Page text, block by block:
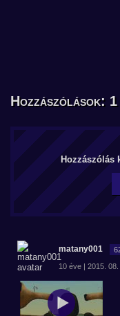
Hozzászólások: 1
Hozzászólás
matany001
10 éve | 2015.